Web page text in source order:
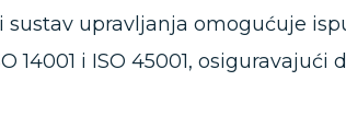
sustav upravljanja omogućuje
14001 i ISO 45001,